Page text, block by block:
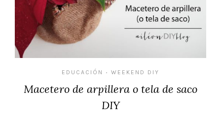
EDUCACIÓN • WEEKEND DIY
Macetero de arpillera o tela de saco
DIY